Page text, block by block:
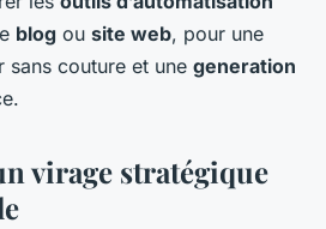
blog ou site web, pour une
sans couture et une generation
virage stratégique